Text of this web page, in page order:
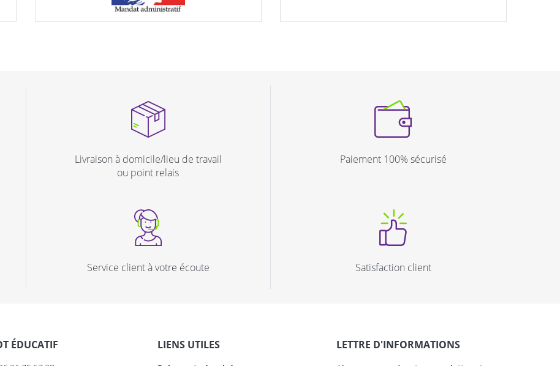
Livraison à domicile/lieu de travail
ou point relais
Paiement 100% sécurisé
Service client à votre écoute Satisfaction client
ÉDUCATIF LIENS UTILES LETTRE D'INFORMATIONS